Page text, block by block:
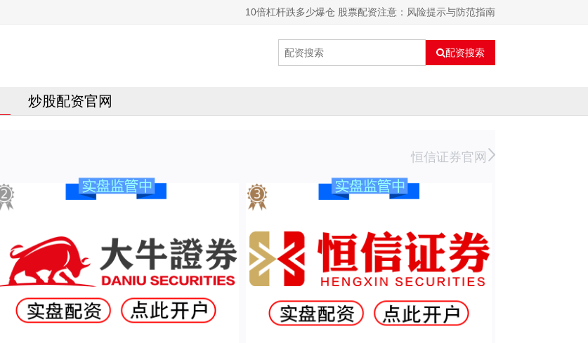
10倍杠杆跌多少爆仓 股票配资注意：风险提示与防范指南
配资搜索
炒股配资官网
恒信证券官网